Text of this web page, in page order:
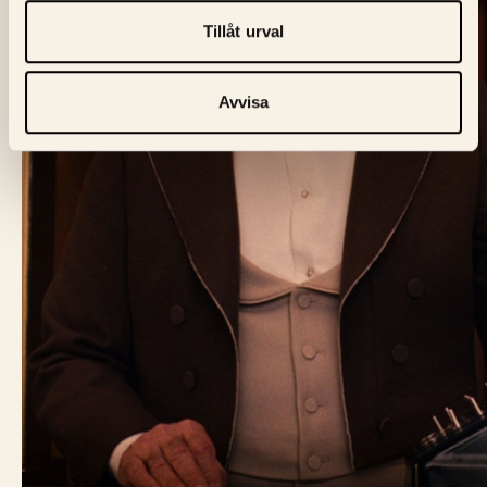
Tillåt urval
Avvisa
Skeppargatan 60,
biljett@biofagelbla.se
Allmänt:
mail@biofagelbla.se
Event:
event@biofagelbla.se
ÖPPETTIDER
Biografen öppnar 30 min innan dagens första visning.
NYHETSBREV
E-Postaddress